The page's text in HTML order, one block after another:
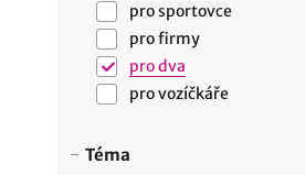
pro sportovce
pro firmy
pro dva
pro vozíčkáře
Téma